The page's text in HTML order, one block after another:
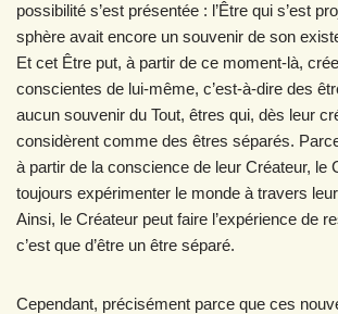
possibilité s’est présentée : l’Être qui s’est
sphère avait encore un souvenir de son
Et cet Être put, à partir de ce moment-là,
conscientes de lui-même, c’est-à-dire des
aucun souvenir du Tout, êtres qui, dès leur
considèrent comme des êtres séparés.
à partir de la conscience de leur Créateur, le
toujours expérimenter le monde à travers
Ainsi, le Créateur peut faire l’expérience de
c’est que d’être un être séparé.
Cependant, précisément parce que ces